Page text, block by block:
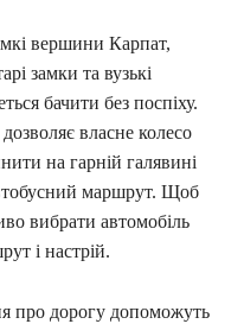
вершини Карпат,
замки та вузькі
бачити без поспіху.
власне колесо
на гарній галявині
маршрут. Щоб
вибрати автомобіль
і настрій.
про дорогу допоможуть